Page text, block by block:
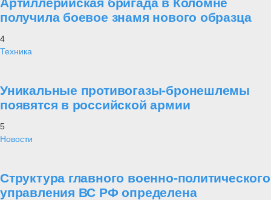
Артиллерийская бригада в Коломне
получила боевое знамя нового образца
4
Техника
Уникальные противогазы-бронешлемы
появятся в российской армии
5
Новости
Структура главного военно-политического
управления ВС РФ определена